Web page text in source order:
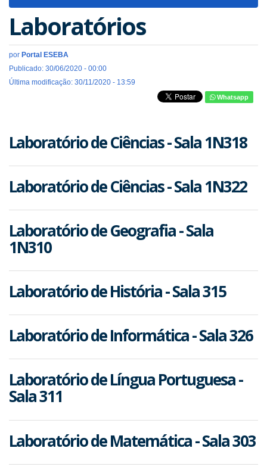
Laboratórios
por Portal ESEBA
Publicado: 30/06/2020 - 00:00
Última modificação: 30/11/2020 - 13:59
Whatsapp
Laboratório de Ciências - Sala 1N318
Laboratório de Ciências - Sala 1N322
Laboratório de Geografia - Sala
1N310
Laboratório de História - Sala 315
Laboratório de Informática - Sala 326
Laboratório de Língua Portuguesa -
Sala 311
Laboratório de Matemática - Sala 303